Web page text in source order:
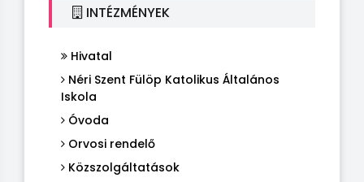
INTÉZMÉNYEK
Hivatal
Néri Szent Fülöp Katolikus Általános
Iskola
Óvoda
Orvosi rendelő
Közszolgáltatások